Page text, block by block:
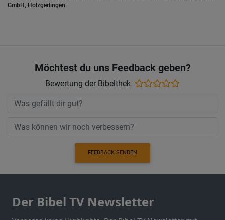
GmbH, Holzgerlingen
Möchtest du uns Feedback geben?
Bewertung der Bibelthek
FEEDBACK SENDEN
Der Bibel TV Newsletter